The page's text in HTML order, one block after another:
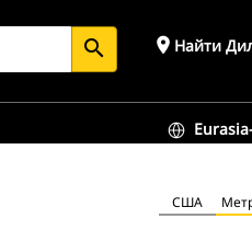
search place Найти
США